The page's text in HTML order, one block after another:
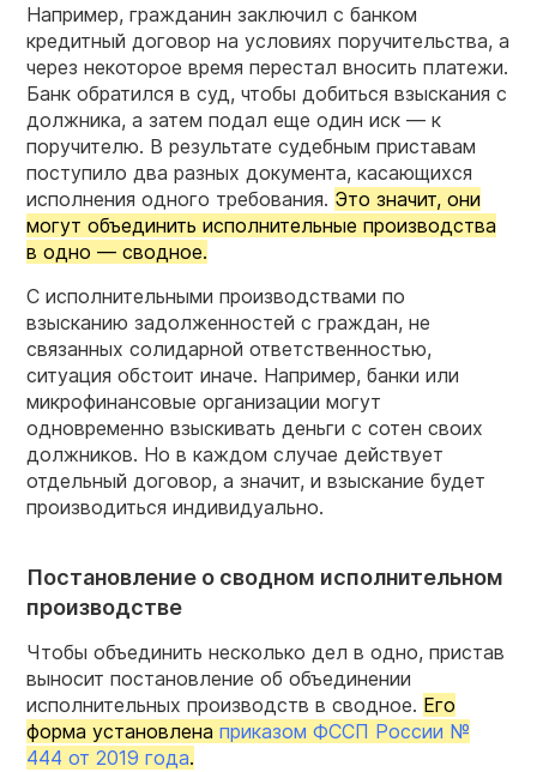
Например, гражданин заключил с банком
кредитный договор на условиях поручительства, а
через некоторое время перестал вносить платежи.
Банк обратился в суд, чтобы добиться взыскания с
должника, а затем подал еще один иск — к
поручителю. В результате судебным приставам
поступило два разных документа, касающихся
исполнения одного требования. Это значит, они
могут объединить исполнительные производства
в одно — сводное.
С исполнительными производствами по
взысканию задолженностей с граждан, не
связанных солидарной ответственностью,
ситуация обстоит иначе. Например, банки или
микрофинансовые организации могут
одновременно взыскивать деньги с сотен своих
должников. Но в каждом случае действует
отдельный договор, а значит, и взыскание будет
производиться индивидуально.
Постановление о сводном исполнительном
производстве
Чтобы объединить несколько дел в одно, пристав
выносит постановление об объединении
исполнительных производств в сводное. Его
форма установлена приказом ФССП России №
444 от 2019 года.